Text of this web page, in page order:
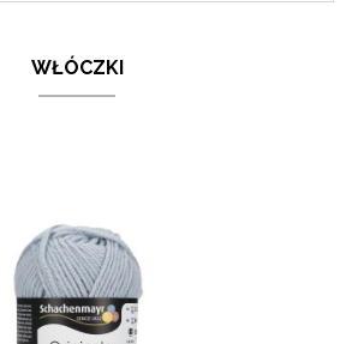
WŁÓCZKI